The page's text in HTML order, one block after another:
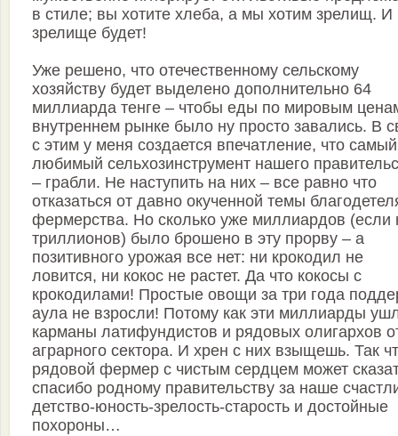
в стиле; вы хотите хлеба, а мы хотим зрелищ. И
зрелище будет!
Уже решено, что отечественному сельскому
хозяйству будет выделено дополнительно 64
миллиарда тенге – чтобы еды по мировым
внутреннем рынке было ну просто завались. В
с этим у меня создается впечатление, что самый
любимый сельхозинструмент нашего
– грабли. Не наступить на них – все равно что
отказаться от давно окученной темы
фермерства. Но сколько уже миллиардов (если
триллионов) было брошено в эту прорву – а
позитивного урожая все нет: ни крокодил не
ловится, ни кокос не растет. Да что кокосы с
крокодилами! Простые овощи за три года
аула не взросли! Потому как эти миллиарды
карманы латифундистов и рядовых олигархов
аграрного сектора. И хрен с них взыщешь. Так
рядовой фермер с чистым сердцем может
спасибо родному правительству за наше
детство-юность-зрелость-старость и достойные
похороны…